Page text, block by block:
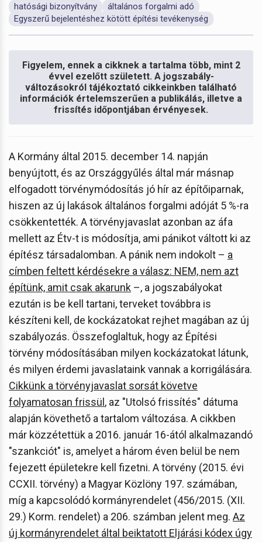
hatósági bizonyítvány
általános forgalmi adó
Egyszerű bejelentéshez kötött építési tevékenység
Figyelem, ennek a cikknek a tartalma több, mint 2
évvel ezelőtt született. A jogszabály-
változásokról tájékoztató cikkeinkben található
információk értelemszerűen a publikálás, illetve a
frissítés időpontjában érvényesek.
A Kormány által 2015. december 14. napján
benyújtott, és az Országgyűlés által már másnap
elfogadott törvénymódosítás jó hír az építőiparnak,
hiszen az új lakások általános forgalmi adóját 5 %-ra
csökkentették. A törvényjavaslat azonban az áfa
mellett az Étv-t is módosítja, ami pánikot váltott ki az
építész társadalomban. A pánik nem indokolt – a
címben feltett kérdésekre a válasz: NEM, nem azt
építünk, amit csak akarunk –, a jogszabályokat
ezután is be kell tartani, terveket továbbra is
készíteni kell, de kockázatokat rejhet magában az új
szabályozás. Összefoglaltuk, hogy az Építési
törvény módosításában milyen kockázatokat látunk,
és milyen érdemi javaslataink vannak a korrigálására.
Cikkünk a törvényjavaslat sorsát követve
folyamatosan frissül, az "Utolsó frissítés" dátuma
alapján követhető a tartalom változása. A cikkben
már közzétettük a 2016. január 16-ától alkalmazandó
"szankciót" is, amelyet a három éven belül be nem
fejezett épületekre kell fizetni. A törvény (2015. évi
CCXII. törvény) a Magyar Közlöny 197. számában,
míg a kapcsolódó kormányrendelet (456/2015. (XII.
29.) Korm. rendelet) a 206. számban jelent meg. Az
új kormányrendelet által beiktatott Eljárási kódex úgy